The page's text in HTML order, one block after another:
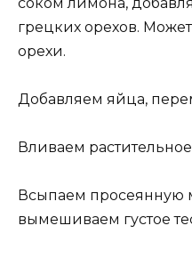
грецких орехов.
орехи.
Добавляем яйца,
Вливаем
Всыпаем просеянную
вымешиваем густое